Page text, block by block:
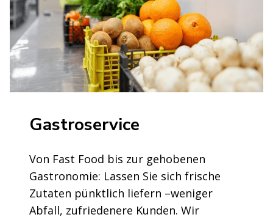
Gastroservice
Von Fast Food bis zur gehobenen
Gastronomie: Lassen Sie sich frische
Zutaten pünktlich liefern –weniger
Abfall, zufriedenere Kunden. Wir